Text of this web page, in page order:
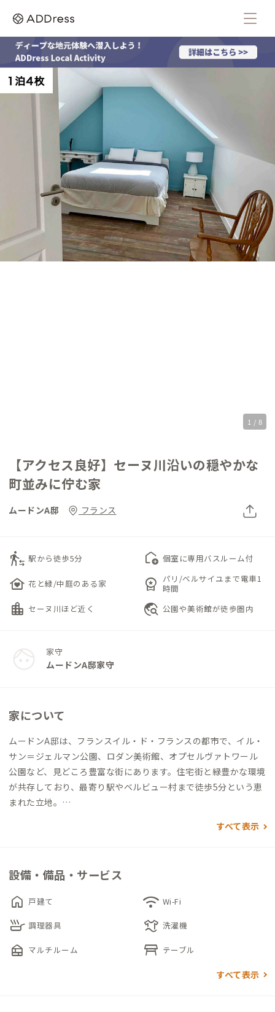
1 / 8
【アクセス良好】セーヌ川沿いの穏やかな
町並みに佇む家
ムードンA邸 フランス
transfer_within_a_station 駅から徒歩5分 add_home 個室に専用バスルーム付
family_home 花と緑/中庭のある家 workspace_premium パリ/ベルサイユまで電車1
時間
location_city セーヌ川ほど近く travel_explore 公園や美術館が徒歩圏内
家守
ムードンA邸家守
家について
ムードンA邸は、フランスイル・ド・フランスの都市で、イル・
サン＝ジェルマン公園、ロダン美術館、オプセルヴァトワール
公園など、見どころ豊富な街にあります。住宅街と緑豊かな環境
が共存しており、最寄り駅やベルビュー村まで徒歩5分という恵
まれた立地。
やリビングは家守家族と共用です。家守さん自慢の中庭では桜の
家の最寄り駅であるベルビュー駅からは、電車N線でパリ・モン
パルナス駅まで13分、ベルサイユ・シャンティエ駅まで12分
と、観光地へのアクセスに便利なロケーションです。
すべて表示
設備・備品・サービス
home 戸建て wifi Wi-Fi
skillet 調理器具 laundry 洗濯機
nest_multi_room マルチルーム table_restaurant テーブル
すべて表示